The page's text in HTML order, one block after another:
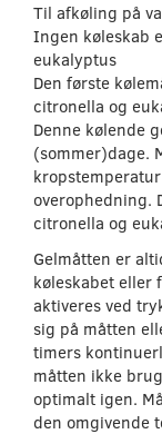
Til afkøling på
Ingen køleskab
eukalyptus
Den første
citronella og
Denne kølende
(sommer)dage.
overophedning.
citronella og
Gelmåtten er
køleskabet eller
aktiveres ved
sig på måtten
timers
måtten ikke
optimalt igen.
den omgivende